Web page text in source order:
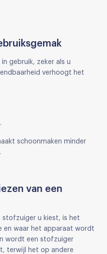
gebruik, zeker als u
verhoogt het
schoonmaken minder
van een
stofzuiger u kiest, is het
en waar het apparaat wordt
wordt een stofzuiger
terwijl het op andere